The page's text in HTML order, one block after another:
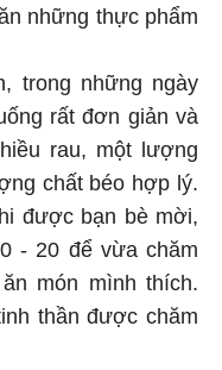
những thực phẩm
trong những ngày
rất đơn giản và
rau, một lượng
chất béo hợp lý.
được bạn bè mời,
- 20 để vừa chăm
món mình thích.
thần được chăm